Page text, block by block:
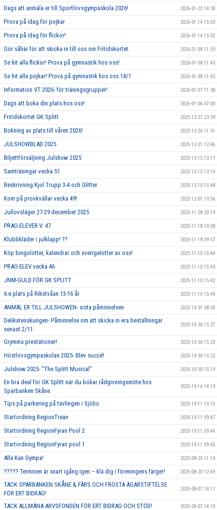
Dags att anmäla er till Sportlovsgympaskola 2026! 2026-01-23 14:30
Prova på idag för pojkar 2026-01-14 15:03
Prova på idag för flickor! 2026-01-14 15:02
Gör såhär för att skicka in till oss om Fritidskortet. 2026-01-08 11:59
Se hit alla flickor! Prova på gymnastik hos oss! 2026-01-08 11:43
Se hit alla pojkar! Prova på gymnastik hos oss 14/1 2026-01-08 11:42
Information VT 2026- för träningsgrupper! 2026-01-07 11:38
Dags att boka din plats hos oss! 2026-01-04 07:00
Fritidskortet GK Splitt 2025-12-27 23:39
Bokning av plats till våren 2026! 2025-12-26 11:51
JULSHOWBLAD 2025 2025-12-21 12:46
Biljettförsäljning Julshow 2025 2025-12-15 13:17
Samträningar vecka 51 2025-12-15 13:16
Beskrivning Kjol Trupp 3-4 och Glitter 2025-12-10 15:48
Kom på provkvällar vecka 49! 2025-12-01 10:56
Jullovsläger 27-29 december 2025 2025-11-28 20:19
PRAO-ELEVER V. 47 2025-11-18 10:08
Klubbkläder i julklapp! ?? 2025-11-18 09:57
Köp bingolotter, kalendrar och sverigelotter av oss! 2025-11-10 15:44
PRAO-ELEV vecka 46 2025-11-10 15:43
JNM-GULD FÖR GK SPLITT 2025-11-10 15:42
6:e plats på Rikstvåan 13-16 år 2025-11-10 15:40
ANMÄL ER TILL JULSHOWEN- sista påminnelsen 2025-10-31 08:00
Delikatesskungen- Påminnelse om att skicka in era beställningar
senast 2/11
2025-10-30 15:27
Grymma prestationer! 2025-10-30 15:23
Höstlovsgympaskolan 2025- Blev succé! 2025-10-30 15:22
Julshow 2025- "The Splitt Musical" 2025-10-30 15:19
En bra deal för GK Splitt när du bokar rådgivningsmöte hos
Sparbanken Skåne.
2025-10-16 14:19
Tips på parkering på tävlingen i Sjöbo 2025-10-11 10:15
Startordning RegionTrean 2025-10-11 09:47
Startordning RegionFyran Pool 2 2025-10-11 09:46
Startordning RegionFyran pool 1 2025-10-11 09:45
Alla Kan Gympa! 2025-08-25 11:10
????? Terminen är snart igång igen – klä dig i föreningens färger! 2025-08-20 12:49
TACK SPARBANKEN SKÅNE & FÄRS OCH FROSTA ÄGARSTIFTELSE
FÖR ERT BIDRAG!
2025-08-07 14:17
TACK ALLMÄNA ARVSFONDEN FÖR ERT BIDRAG OCH STÖD! 2025-08-07 14:10